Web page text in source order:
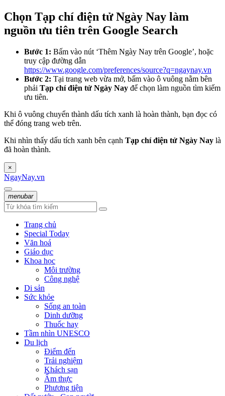
Chọn Tạp chí điện tử Ngày Nay làm
nguồn ưu tiên trên Google Search
Bước 1: Bấm vào nút ‘Thêm Ngày Nay trên Google’, hoặc
truy cập đường dẫn
https://www.google.com/preferences/source?q=ngaynay.vn
Bước 2: Tại trang web vừa mở, bấm vào ô vuông nằm bên
phải Tạp chí điện tử Ngày Nay để chọn làm nguồn tìm kiếm
ưu tiên.
Khi ô vuông chuyển thành dấu tích xanh là hoàn thành, bạn đọc có
thể đóng trang web trên.
Khi nhìn thấy dấu tích xanh bên cạnh Tạp chí điện tử Ngày Nay là
đã hoàn thành.
×
NgayNay.vn
menubar
Trang chủ
Special Today
Văn hoá
Giáo dục
Khoa học
Môi trường
Công nghệ
Di sản
Sức khỏe
Sống an toàn
Dinh dưỡng
Thuốc hay
Tầm nhìn UNESCO
Du lịch
Điểm đến
Trải nghiệm
Khách sạn
Ẩm thực
Phương tiện